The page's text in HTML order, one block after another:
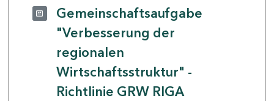
Gemeinschaftsaufgabe
"Verbesserung der
regionalen
Wirtschaftsstruktur" -
Richtlinie GRW RIGA